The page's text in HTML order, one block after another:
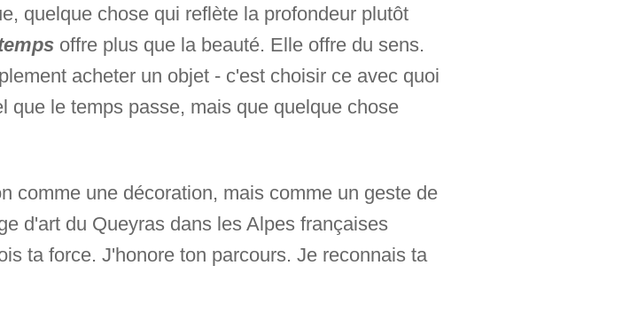
quelque chose qui reflète la profondeur plutôt
offre plus que la beauté. Elle offre du sens.
acheter un objet - c'est choisir ce avec quoi
que le temps passe, mais que quelque chose
comme une décoration, mais comme un geste de
d'art du Queyras dans les Alpes françaises
ta force. J'honore ton parcours. Je reconnais ta